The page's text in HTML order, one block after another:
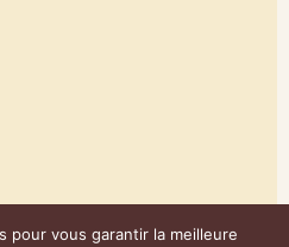
pour vous garantir la meilleure